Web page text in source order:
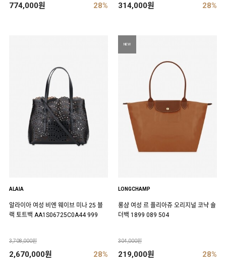
774,000원 28% 314,000원 28%
ALAIA
알라이아 여성 비엔 웨이브 미나 25 블
랙 토트백 AA1S06725C0A44 999
3,708,000원
2,670,000원 28%
NEW
LONGCHAMP
롱샴 여성 르 플리아쥬 오리지널 코냑 숄
더백 1899 089 504
304,000원
219,000원 28%